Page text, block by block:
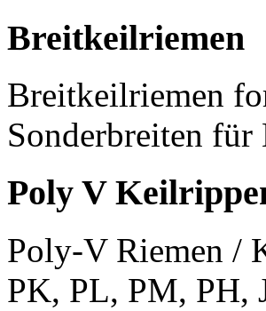
Breitkeilriemen
Breitkeilriemen
Sonderbreiten
Poly V
Poly-V Riemen /
PK, PL, PM, PH,